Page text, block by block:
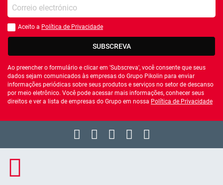
Você deve aceitar a política de privacidade
Aceito a Política de Privacidade
SUBSCREVA
Ao preencher o formulário e clicar em 'Subscreva', você consente que seus
dados sejam comunicados às empresas do Grupo Pikolin para enviar
informações periódicas sobre seus produtos e serviços no setor de descanso
por meio eletrônico. Você pode acessar mais informações, conhecer seus
direitos e ver a lista de empresas do Grupo em nossa Política de Privacidade